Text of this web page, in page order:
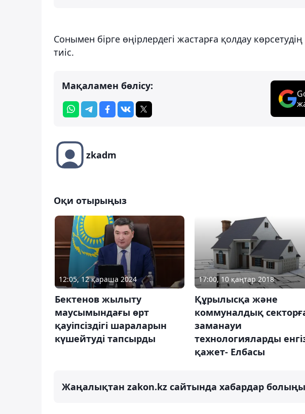
Сонымен бірге өңірлердегі жастарға қолдау
тиіс.
Мақаламен бөлісу:
zkadm
Оқи отырыңыз
12:05, 12 қараша 2024
Бектенов жылыту
маусымындағы өрт
қауіпсіздігі шараларын
күшейтуді тапсырды
17:00, 10 қаңтар 2018
Құрылысқа және
коммуналдық
заманауи
технологияларды
қажет- Елбасы
Жаңалықтан zakon.kz сайтында хабардар